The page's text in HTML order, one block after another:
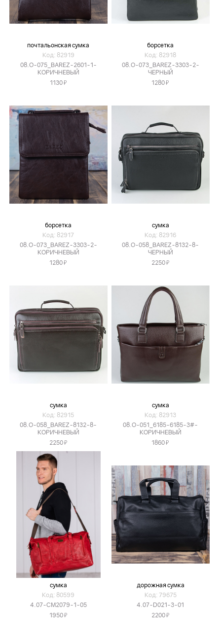
почтальонская сумка
Код: 82919
08.O-075_BAREZ-2601-1-
КОРИЧНЕВЫЙ
1130Я
борсетка
Код: 82918
08.O-073_BAREZ-3303-2-
ЧЕРНЫЙ
1280Я
борсетка
Код: 82917
08.O-073_BAREZ-3303-2-
КОРИЧНЕВЫЙ
1280Я
сумка
Код: 82916
08.O-058_BAREZ-8132-8-
ЧЕРНЫЙ
2250Я
сумка
Код: 82915
08.O-058_BAREZ-8132-8-
КОРИЧНЕВЫЙ
2250Я
сумка
Код: 82913
08.O-051_6185-6185-3#-
КОРИЧНЕВЫЙ
1860Я
сумка
Код: 80599
4.07-CM2079-1-05
1950Я
дорожная сумка
Код: 79675
4.07-D021-3-01
2200Я